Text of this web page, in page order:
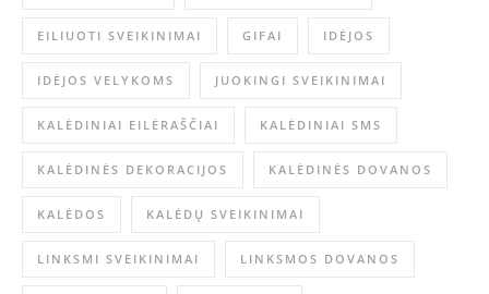
EILIUOTI SVEIKINIMAI GIFAI IDĖJOS
IDĖJOS VELYKOMS JUOKINGI SVEIKINIMAI
KALĖDINIAI EILĖRAŠČIAI KALĖDINIAI SMS
KALĖDINĖS DEKORACIJOS KALĖDINĖS DOVANOS
KALĖDOS KALĖDŲ SVEIKINIMAI
LINKSMI SVEIKINIMAI LINKSMOS DOVANOS